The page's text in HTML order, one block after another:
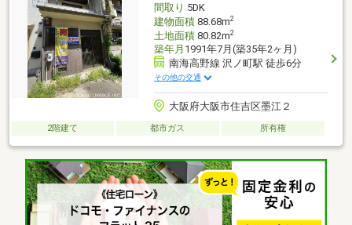
間取り 5DK
建物面積88.68m2
土地面積80.82m2
築年月 1991年7月(築35年2ヶ月)
南海高野線 沢ノ町駅 徒歩6分
その他の交通
大阪府大阪市住吉区墨江２
2階建て 都市ガス 所有権